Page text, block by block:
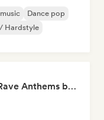
Dance pop
Hardstyle
Techno Underground Rave Anthems by Orphium